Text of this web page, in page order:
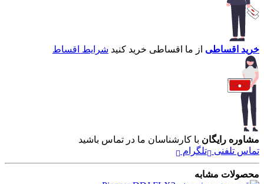
خرید اقساطی از ما اقساطی خرید کنید شرایط اقساط
مشاوره رایگان با کارشناسان ما در تماس باشید
تماس تلفنی
تلگرام
محصولات مشابه